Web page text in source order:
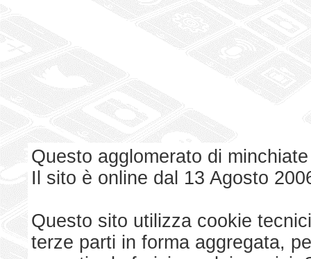
Questo agglomerato di
Il sito è online dal 13 Agosto
Questo sito utilizza cookie
terze parti in forma aggregata,